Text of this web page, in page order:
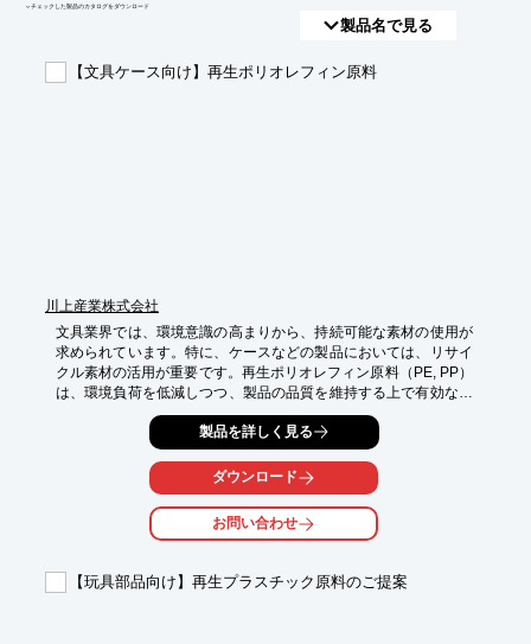
​▼チェックした製品のカタログをダウンロード
製品名で見る
【文具ケース向け】再生ポリオレフィン原料
川上産業株式会社
文具業界では、環境意識の高まりから、持続可能な素材の使用が
求められています。特に、ケースなどの製品においては、リサイ
クル素材の活用が重要です。再生ポリオレフィン原料（PE, PP）
は、環境負荷を低減しつつ、製品の品質を維持する上で有効な選
択肢となります。当社では、20年以上にわたり再生プラスチック
原料を扱い、お客様の仕様に合わせた再生原料を提供していま
【活用シーン】
【導入の効果】
製品を詳しく見る
ダウンロード
お問い合わせ
【玩具部品向け】再生プラスチック原料のご提案